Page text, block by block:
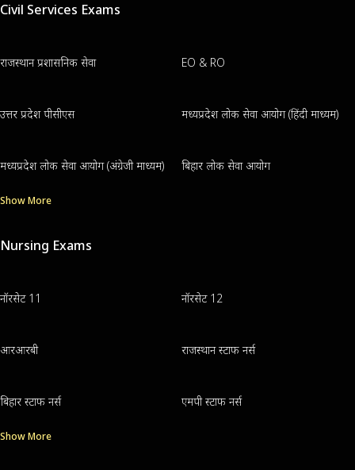
Civil Services Exams
राजस्थान प्रशासनिक सेवा EO & RO
उत्तर प्रदेश पीसीएस मध्यप्रदेश लोक सेवा आयोग (हिंदी माध्यम)
मध्यप्रदेश लोक सेवा आयोग (अंग्रेजी माध्यम) बिहार लोक सेवा आयोग
Show More
Nursing Exams
नॉरसेट 11 नॉरसेट 12
आरआरबी राजस्थान स्टाफ नर्स
बिहार स्टाफ नर्स एमपी स्टाफ नर्स
Show More